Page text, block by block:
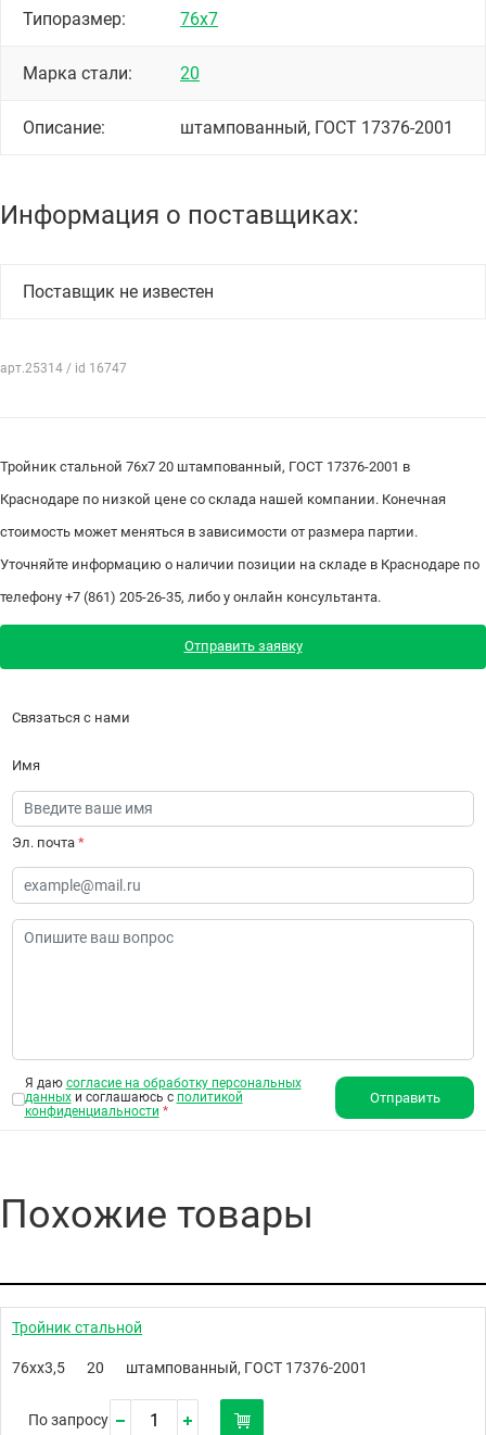
Типоразмер: 76х7
Марка стали: 20
Описание: штампованный, ГОСТ 17376-2001
Информация о поставщиках:
Поставщик не известен
арт.25314 / id 16747
Тройник стальной 76х7 20 штампованный, ГОСТ 17376-2001 в
Краснодаре по низкой цене со склада нашей компании. Конечная
стоимость может меняться в зависимости от размера партии.
Уточняйте информацию о наличии позиции на складе в Краснодаре по
телефону +7 (861) 205-26-35, либо у онлайн консультанта.
Отправить заявку
Связаться с нами
Имя
Эл. почта *
Я даю согласие на обработку персональных
данныхи соглашаюсь с политикой
конфиденциальности *
Отправить
Похожие товары
Тройник стальной
76хх3,5 20 штампованный, ГОСТ 17376-2001
По запросу